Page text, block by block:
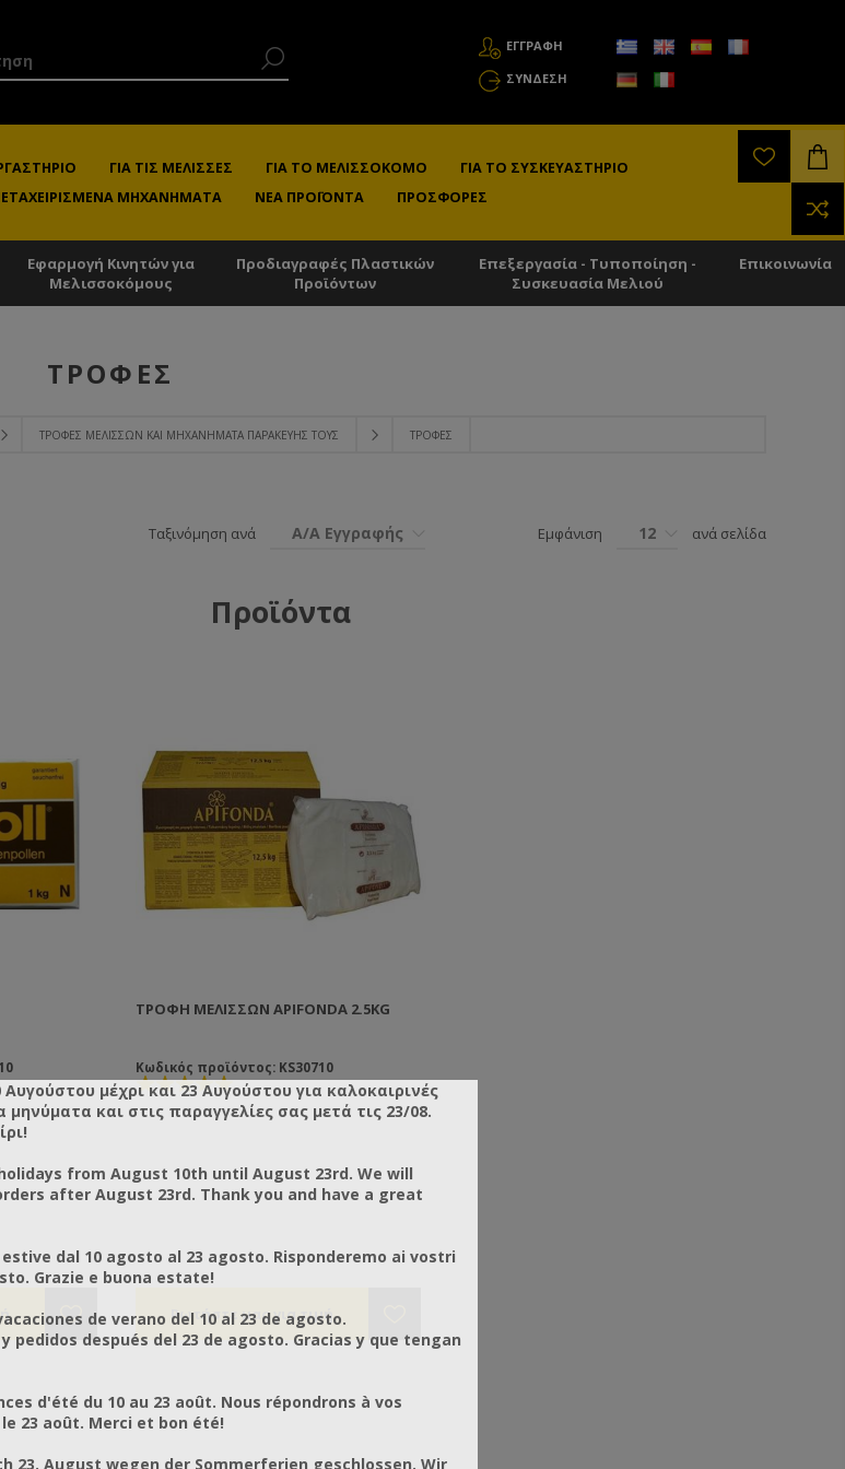
ΕΓΓΡΑΦΗ
ΣΎΝΔΕΣΗ
ΓΙΑ ΤΙΣ ΜΈΛΙΣΣΕΣ ΓΙΑ ΤΟ ΜΕΛΙΣΣΟΚΌΜΟ
ΓΙΑ ΤΟ ΣΥΣΚΕΥΑΣΤΉΡΙΟ
ΜΗΧΑΝΉΜΑΤΑ ΝΈΑ ΠΡΟΪΌΝΤΑ ΠΡΟΣΦΟΡΈΣ
Εφαρμογή Κινητών για
Μελισσοκόμους
Προδιαγραφές Πλαστικών
Προϊόντων
Επεξεργασία - Τυποποίηση -
Συσκευασία Μελιού
Επικοινωνία
ΤΡΟΦΈΣ ΜΕΛΙΣΣΏΝ ΚΑΙ ΜΗΧΑΝΉΜΑΤΑ ΠΑΡΑΚΕΥΉΣ ΤΟΥΣ ΤΡΟΦΈΣ
ΤΡΟΦΈΣ
Ταξινόμηση ανά Α/Α Εγγραφής Εμφάνιση 12 ανά σελίδα
Προϊόντα
ΤΡΟΦΉ ΜΕΛΙΣΣΏΝ APIFONDA 2.5KG
Κωδικός προϊόντος: KS30710
μέχρι και 23 Αυγούστου για καλοκαιρινές
και στις παραγγελίες σας μετά τις 23/08.
from August 10th until August 23rd. We will
after August 23rd. Thank you and have a great
dal 10 agosto al 23 agosto. Risponderemo ai vostri
Grazie e buona estate!
de verano del 10 al 23 de agosto.
pedidos después del 23 de agosto. Gracias y que tengan
d'été du 10 au 23 août. Nous répondrons à vos
23 août. Merci et bon été!
23. August wegen der Sommerferien geschlossen. Wir